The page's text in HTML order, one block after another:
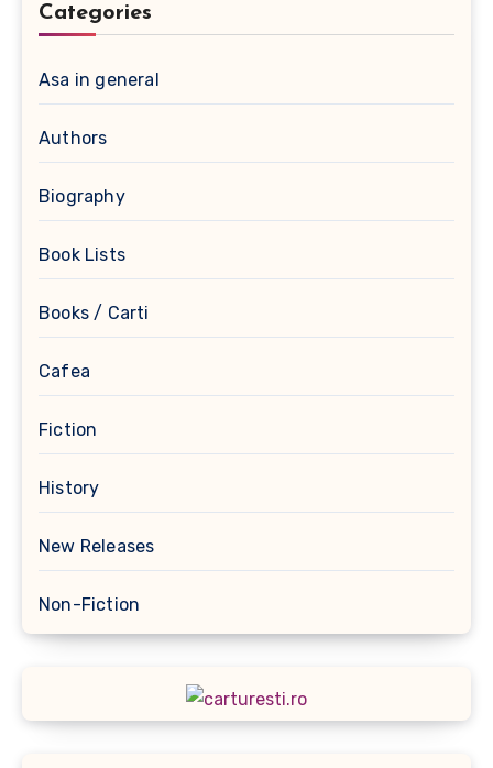
Categories
Asa in general
Authors
Biography
Book Lists
Books / Carti
Cafea
Fiction
History
New Releases
Non-Fiction